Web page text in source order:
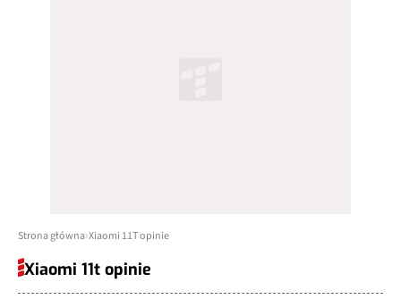
Strona główna Xiaomi 11T opinie
Xiaomi 11t opinie